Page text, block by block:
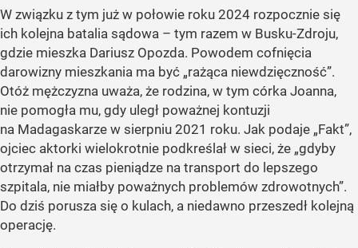
W związku z tym już w połowie roku 2024 rozpocznie się
ich kolejna batalia sądowa – tym razem w Busku-Zdroju,
gdzie mieszka Dariusz Opozda. Powodem cofnięcia
darowizny mieszkania ma być „rażąca niewdzięczność”.
Otóż mężczyzna uważa, że rodzina, w tym córka Joanna,
nie pomogła mu, gdy uległ poważnej kontuzji
na Madagaskarze w sierpniu 2021 roku. Jak podaje „Fakt”,
ojciec aktorki wielokrotnie podkreślał w sieci, że „gdyby
otrzymał na czas pieniądze na transport do lepszego
szpitala, nie miałby poważnych problemów zdrowotnych”.
Do dziś porusza się o kulach, a niedawno przeszedł kolejną
operację.